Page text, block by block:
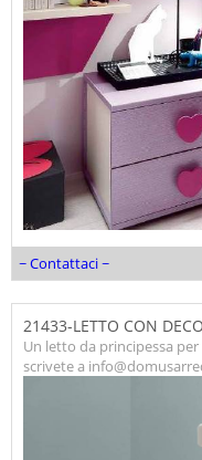
~ Contattaci ~
21433-LETTO CON
Un letto da principessa
scrivete a